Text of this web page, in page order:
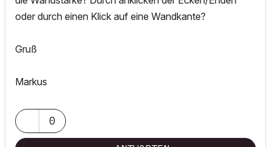
oder durch einen Klick auf eine Wandkante?
Gruß
Markus
0